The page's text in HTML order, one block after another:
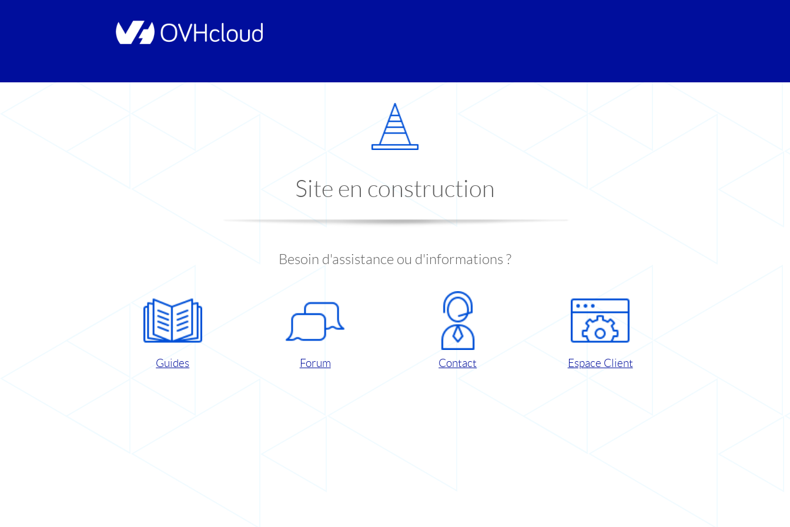
Site en construction
Besoin d'assistance ou d'informations ?
Guides Forum Contact Espace Client